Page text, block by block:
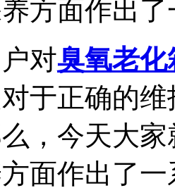
方面作出了
对臭氧老化
于正确的
，今天大
面作出了